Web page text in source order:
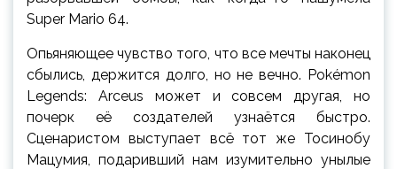
Super Mario 64.
Опьяняющее чувство того, что все мечты наконец
сбылись, держится долго, но не вечно. Pokémon
Legends: Arceus может и совсем другая, но
почерк её создателей узнаётся быстро.
Сценаристом выступает всё тот же Тосинобу
Мацумия, подаривший нам изумительно унылые